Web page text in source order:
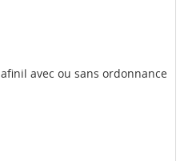
avec ou sans ordonnance